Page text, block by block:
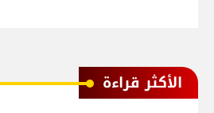
الأكثر قراءة